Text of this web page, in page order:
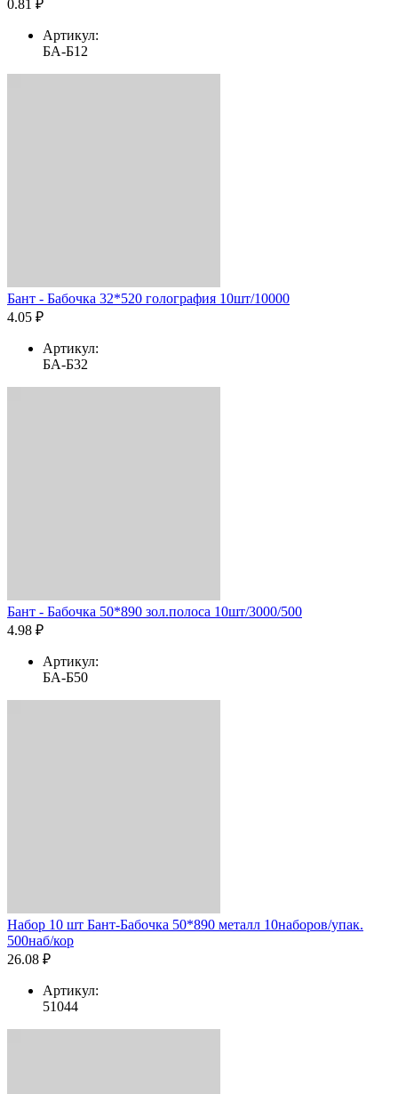
0.81 ₽
Артикул:
БА-Б12
Бант - Бабочка 32*520 голография 10шт/10000
4.05 ₽
Артикул:
БА-Б32
Бант - Бабочка 50*890 зол.полоса 10шт/3000/500
4.98 ₽
Артикул:
БА-Б50
Набор 10 шт Бант-Бабочка 50*890 металл 10наборов/упак.
500наб/кор
26.08 ₽
Артикул:
51044